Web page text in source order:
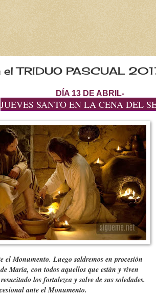
el TRIDUO PASCUAL
DÍA 13 DE ABRIL-
JUEVES SANTO EN LA CENA DEL
el Monumento. Luego saldremos en procesión
María, con todos aquellos que están y viven
los fortalezca y salve de sus soledades.
ante el Monumento.